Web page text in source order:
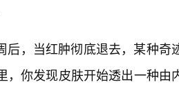
后，当红肿彻底退去，某种奇
，你发现皮肤开始透出一种